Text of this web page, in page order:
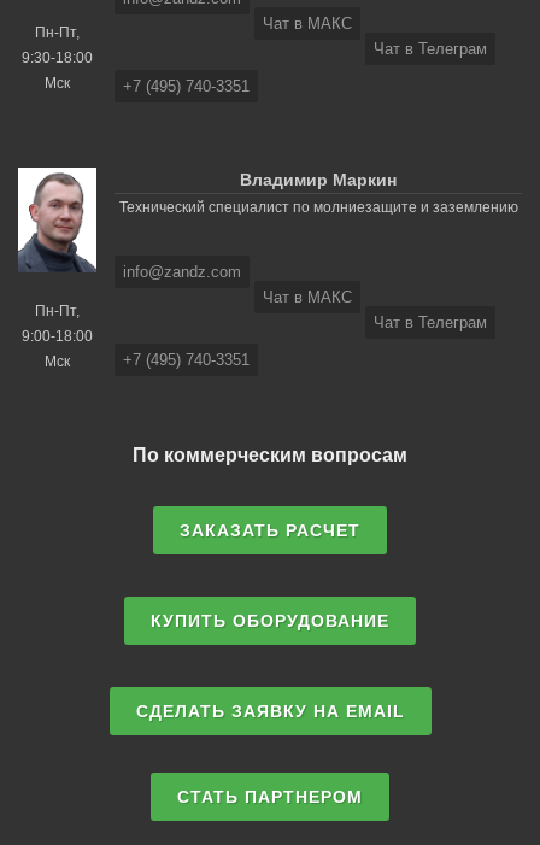
Пн-Пт,
9:30-18:00
Мск
Чат в МАКС
Чат в Телеграм
+7 (495) 740-3351
Пн-Пт,
9:00-18:00
Мск
Владимир Маркин
Технический специалист по молниезащите и заземлению
info@zandz.com
Чат в МАКС
Чат в Телеграм
+7 (495) 740-3351
По коммерческим вопросам
ЗАКАЗАТЬ РАСЧЕТ
КУПИТЬ ОБОРУДОВАНИЕ
СДЕЛАТЬ ЗАЯВКУ НА EMAIL
СТАТЬ ПАРТНЕРОМ